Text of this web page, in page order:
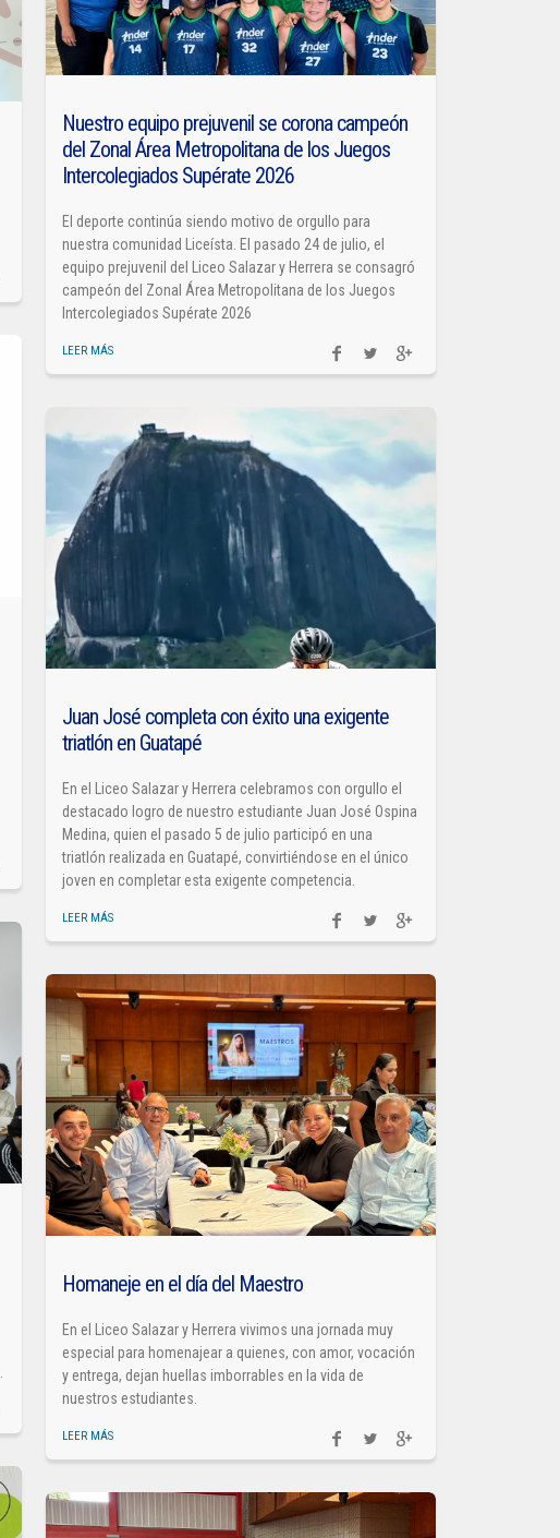
Nuestro equipo prejuvenil se corona campeón
del Zonal Área Metropolitana de los Juegos
Intercolegiados Supérate 2026
El deporte continúa siendo motivo de orgullo para
nuestra comunidad Liceísta. El pasado 24 de julio, el
equipo prejuvenil del Liceo Salazar y Herrera se consagró
campeón del Zonal Área Metropolitana de los Juegos
Intercolegiados Supérate 2026
LEER MÁS
Juan José completa con éxito una exigente
triatlón en Guatapé
En el Liceo Salazar y Herrera celebramos con orgullo el
destacado logro de nuestro estudiante Juan José Ospina
Medina, quien el pasado 5 de julio participó en una
triatlón realizada en Guatapé, convirtiéndose en el único
joven en completar esta exigente competencia.
LEER MÁS
Homaneje en el día del Maestro
En el Liceo Salazar y Herrera vivimos una jornada muy
especial para homenajear a quienes, con amor, vocación
y entrega, dejan huellas imborrables en la vida de
nuestros estudiantes.
LEER MÁS